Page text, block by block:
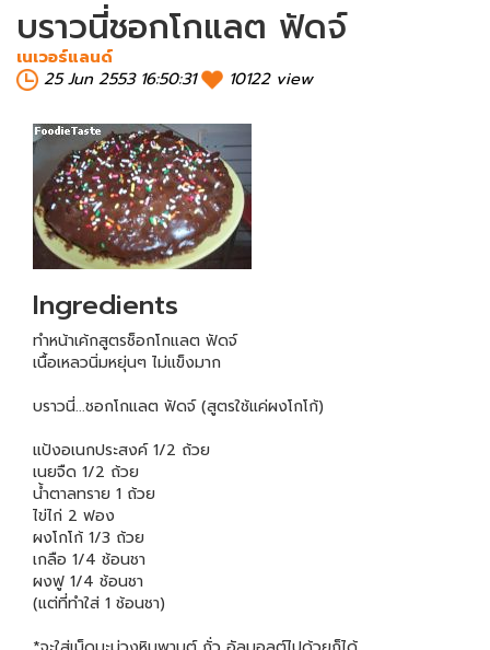
บราวนี่ชอกโกแลต ฟัดจ์
เนเวอร์แลนด์
25 Jun 2553 16:50:31
10122 view
Ingredients
ทำหน้าเค้กสูตรช็อกโกแลต ฟัดจ์
เนื้อเหลวนิ่มหยุ่นๆ ไม่แข็งมาก
บราวนี่...ชอกโกแลต ฟัดจ์ (สูตรใช้แค่ผงโกโก้)
แป้งอเนกประสงค์ 1/2 ถ้วย
เนยจืด 1/2 ถ้วย
น้ำตาลทราย 1 ถ้วย
ไข่ไก่ 2 ฟอง
ผงโกโก้ 1/3 ถ้วย
เกลือ 1/4 ช้อนชา
ผงฟู 1/4 ช้อนชา
(แต่ที่ทำใส่ 1 ช้อนชา)